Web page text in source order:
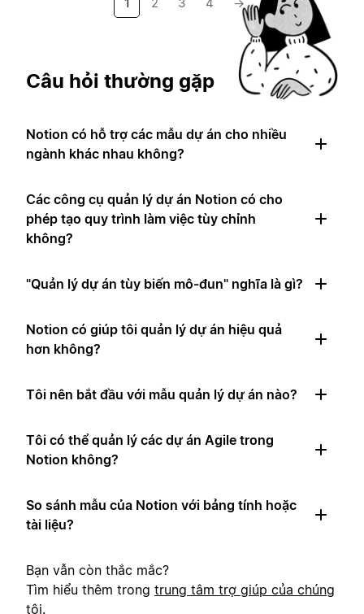
Câu hỏi thường gặp
Notion có hỗ trợ các mẫu dự án cho nhiều
ngành khác nhau không?
Các công cụ quản lý dự án Notion có cho
phép tạo quy trình làm việc tùy chỉnh
không?
"Quản lý dự án tùy biến mô-đun" nghĩa là gì?
Notion có giúp tôi quản lý dự án hiệu quả
hơn không?
Tôi nên bắt đầu với mẫu quản lý dự án nào?
Tôi có thể quản lý các dự án Agile trong
Notion không?
So sánh mẫu của Notion với bảng tính hoặc
tài liệu?
Bạn vẫn còn thắc mắc?
Tìm hiểu thêm trong trung tâm trợ giúp của chúng
tôi.